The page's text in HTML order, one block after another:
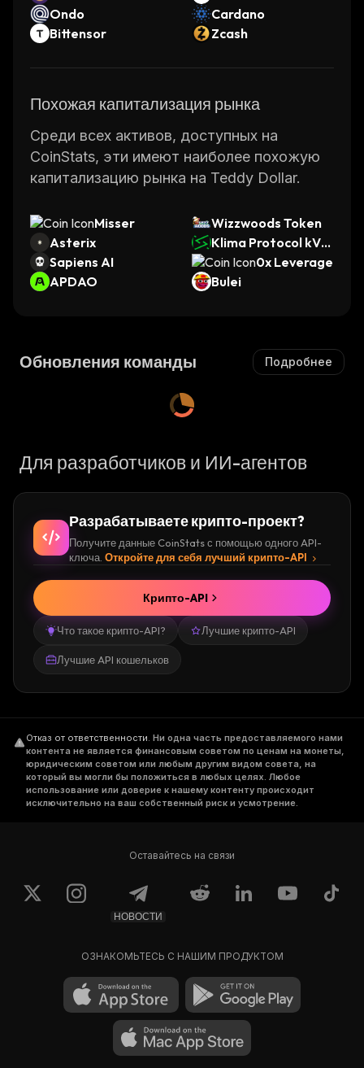
Ondo
Cardano
Bittensor
Zcash
Похожая капитализация рынка
Среди всех активов, доступных на
CoinStats, эти имеют наиболее похожую
капитализацию рынка на Teddy Dollar.
Misser
Wizzwoods Token
Asterix
Klima Protocol kVC
M
Sapiens AI
0x Leverage
APDAO
Bulei
Обновления команды Подробнее
Для разработчиков и ИИ-агентов
Разрабатываете крипто-проект?
Получите данные CoinStats с помощью одного API-
ключа. Откройте для себя лучший крипто-API
Что такое крипто-API? Лучшие крипто-API
Лучшие API кошельков
Крипто-API
Отказ от ответственности. Ни одна часть предоставляемого нами
контента не является финансовым советом по ценам на монеты,
юридическим советом или любым другим видом совета, на
который вы могли бы положиться в любых целях. Любое
использование или доверие к нашему контенту происходит
исключительно на ваш собственный риск и усмотрение.
Оставайтесь на связи
НОВОСТИ
ОЗНАКОМЬТЕСЬ С НАШИМ ПРОДУКТОМ